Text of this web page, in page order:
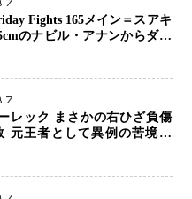
Fights 165メイン＝スアキ
のナビル・アナンからダウ
猛反撃を耐え抜き判定勝利、
レック まさかの右ひざ負傷
元王者として異例の苦境…
デント」でも消えない危険信